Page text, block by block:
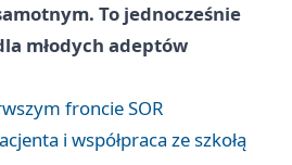
To jednocześnie
młodych adeptów
froncie SOR
i współpraca ze szkołą